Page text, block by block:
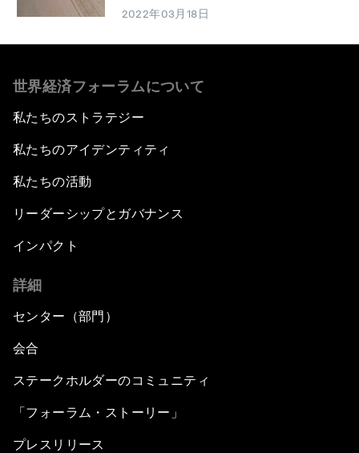
2022年03月18日
世界経済フォーラムについて
私たちのストラテジー
私たちのアイデンティティ
私たちの活動
リーダーシップとガバナンス
インパクト
詳細
センター（部門）
会合
ステークホルダーのコミュニティ
「フォーラム・ストーリー」
プレスリリース